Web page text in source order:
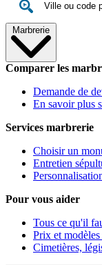
Marbrerie
Comparer les
Demande de
En savoir plus
Services marbrerie
Choisir un
Entretien
Pour vous aider
Tous ce qu'il
Prix et
Cimetières,